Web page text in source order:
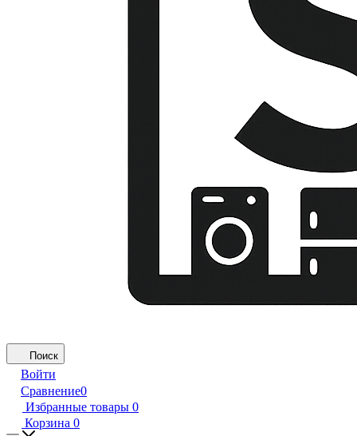
Поиск
Войти
Сравнение0
Избранные товары 0
Корзина 0